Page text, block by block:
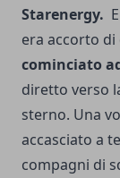
Starenergy.
era accorto di
cominciato
diretto verso
sterno. Una
accasciato a
compagni di